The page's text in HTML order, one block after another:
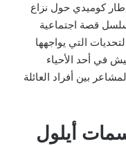
كوميدي حول نزاع
قصة اجتماعية
التي يواجهها
في أحد الأحياء
بين أفراد العائلة
أيلول